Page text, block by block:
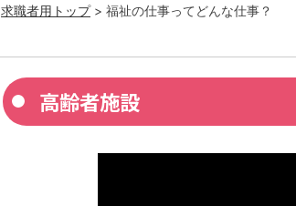
求職者用トップ> 福祉の仕事ってどんな仕事？
高齢者施設